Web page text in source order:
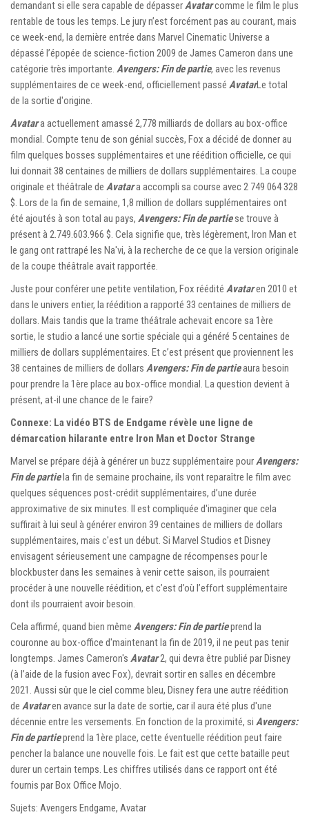
demandant si elle sera capable de dépasserAvatarcomme le film le plus
rentable de tous les temps. Le jury n’est forcément pas au courant, mais
ce week-end, la dernière entrée dans Marvel Cinematic Universe a
dépassé l’épopée de science-fiction 2009 de James Cameron dans une
catégorie très importante. Avengers: Fin de partie, avec les revenus
supplémentaires de ce week-end, officiellement passé AvatarLe total
de la sortie d'origine.
Avatara actuellement amassé 2,778 milliards de dollars au box-office
mondial. Compte tenu de son génial succès, Fox a décidé de donner au
film quelques bosses supplémentaires et une réédition officielle, ce qui
lui donnait 38 centaines de milliers de dollars supplémentaires. La coupe
originale et théâtrale de Avatara accompli sa course avec 2 749 064 328
$. Lors de la fin de semaine, 1,8 million de dollars supplémentaires ont
été ajoutés à son total au pays, Avengers: Fin de partiese trouve à
présent à 2.749.603.966 $. Cela signifie que, très légèrement, Iron Man et
le gang ont rattrapé les Na'vi, à la recherche de ce que la version originale
de la coupe théâtrale avait rapportée.
Juste pour conférer une petite ventilation, Fox réédité Avataren 2010 et
dans le univers entier, la réédition a rapporté 33 centaines de milliers de
dollars. Mais tandis que la trame théâtrale achevait encore sa 1ère
sortie, le studio a lancé une sortie spéciale qui a généré 5 centaines de
milliers de dollars supplémentaires. Et c’est présent que proviennent les
38 centaines de milliers de dollars Avengers: Fin de partieaura besoin
pour prendre la 1ère place au box-office mondial. La question devient à
présent, at-il une chance de le faire?
Connexe: La vidéo BTS de Endgame révèle une ligne de
démarcation hilarante entre Iron Man et Doctor Strange
Marvel se prépare déjà à générer un buzz supplémentaire pourAvengers:
Fin de partiela fin de semaine prochaine, ils vont reparaître le film avec
quelques séquences post-crédit supplémentaires, d’une durée
approximative de six minutes. Il est compliquée d'imaginer que cela
suffirait à lui seul à générer environ 39 centaines de milliers de dollars
supplémentaires, mais c'est un début. Si Marvel Studios et Disney
envisagent sérieusement une campagne de récompenses pour le
blockbuster dans les semaines à venir cette saison, ils pourraient
procéder à une nouvelle réédition, et c’est d’où l’effort supplémentaire
dont ils pourraient avoir besoin.
Cela affirmé, quand bien même Avengers: Fin de partieprend la
couronne au box-office d'maintenant la fin de 2019, il ne peut pas tenir
longtemps. James Cameron's Avatar2, qui devra être publié par Disney
(à l’aide de la fusion avec Fox), devrait sortir en salles en décembre
2021. Aussi sûr que le ciel comme bleu, Disney fera une autre réédition
de Avataren avance sur la date de sortie, car il aura été plus d'une
décennie entre les versements. En fonction de la proximité, si Avengers:
Fin de partieprend la 1ère place, cette éventuelle réédition peut faire
pencher la balance une nouvelle fois. Le fait est que cette bataille peut
durer un certain temps. Les chiffres utilisés dans ce rapport ont été
fournis par Box Office Mojo.
Sujets: Avengers Endgame, Avatar